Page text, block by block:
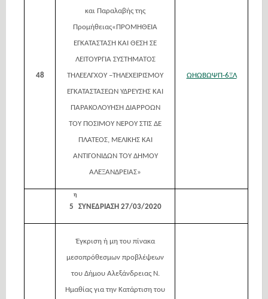
48
και Παραλαβής της
Προμήθειας«ΠΡΟΜΗΘΕΙΑ
ΕΓΚΑΤΑΣΤΑΣΗ ΚΑΙ ΘΕΣΗ ΣΕ
ΛΕΙΤΟΥΡΓΙΑ ΣΥΣΤΗΜΑΤΟΣ
ΤΗΛΕΕΛΓΧΟΥ –ΤΗΛΕΧΕΙΡΙΣΜΟΥ
ΕΓΚΑΤΑΣΤΑΣΕΩΝ ΥΔΡΕΥΣΗΣ ΚΑΙ
ΠΑΡΑΚΟΛΟΥΗΣΗ ΔΙΑΡΡΟΩΝ
ΤΟΥ ΠΟΣΙΜΟΥ ΝΕΡΟΥ ΣΤΙΣ ΔΕ
ΠΛΑΤΕΟΣ, ΜΕΛΙΚΗΣ ΚΑΙ
ΑΝΤΙΓΟΝΙΔΩΝ ΤΟΥ ΔΗΜΟΥ
ΑΛΕΞΑΝΔΡΕΙΑΣ»
ΩΗΩΒΩΨΠ-6ΞΛ
5
η
ΣΥΝΕΔΡΙΑΣΗ 27/03/2020
Έγκριση ή μη του πίνακα
μεσοπρόθεσμων προβλέψεων
του Δήμου Αλεξάνδρειας Ν.
Ημαθίας για την Κατάρτιση του